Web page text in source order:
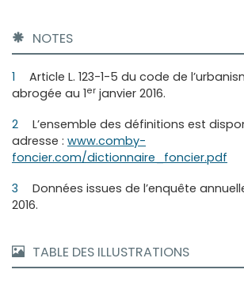
NOTES
1
Article L. 123-1-5 du code de
abrogée au 1er janvier 2016.
2
L’ensemble des définitions est
adresse : www.comby-
foncier.com/dictionnaire_foncier.pdf
3
Données issues de l’enquête
2016.
TABLE DES ILLUSTRATIONS